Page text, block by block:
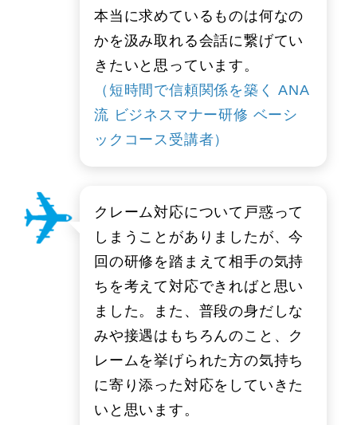
本当に求めているものは何なの
かを汲み取れる会話に繋げてい
きたいと思っています。
（短時間で信頼関係を築く ANA
流 ビジネスマナー研修 ベーシ
ックコース受講者）
クレーム対応について戸惑って
しまうことがありましたが、今
回の研修を踏まえて相手の気持
ちを考えて対応できればと思い
ました。また、普段の身だしな
みや接遇はもちろんのこと、ク
レームを挙げられた方の気持ち
に寄り添った対応をしていきた
いと思います。